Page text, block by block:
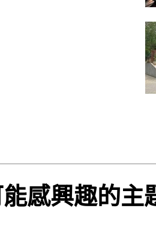
感興趣的主